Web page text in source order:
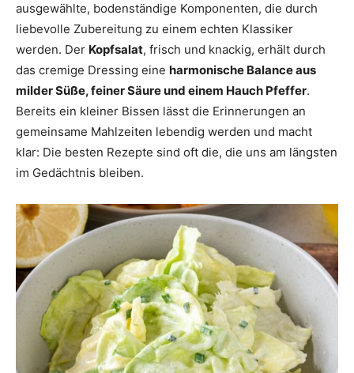
ausgewählte, bodenständige Komponenten, die durch
liebevolle Zubereitung zu einem echten Klassiker
werden. Der Kopfsalat, frisch und knackig, erhält durch
das cremige Dressing eine harmonische Balance aus
milder Süße, feiner Säure und einem Hauch Pfeffer.
Bereits ein kleiner Bissen lässt die Erinnerungen an
gemeinsame Mahlzeiten lebendig werden und macht
klar: Die besten Rezepte sind oft die, die uns am längsten
im Gedächtnis bleiben.